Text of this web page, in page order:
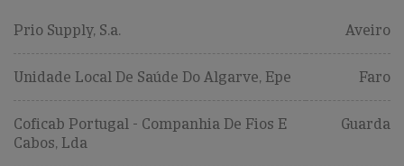
Prio Supply, S.a. Aveiro
Unidade Local De Saúde Do Algarve, Epe Faro
Coficab Portugal - Companhia De Fios E
Cabos, Lda
Guarda